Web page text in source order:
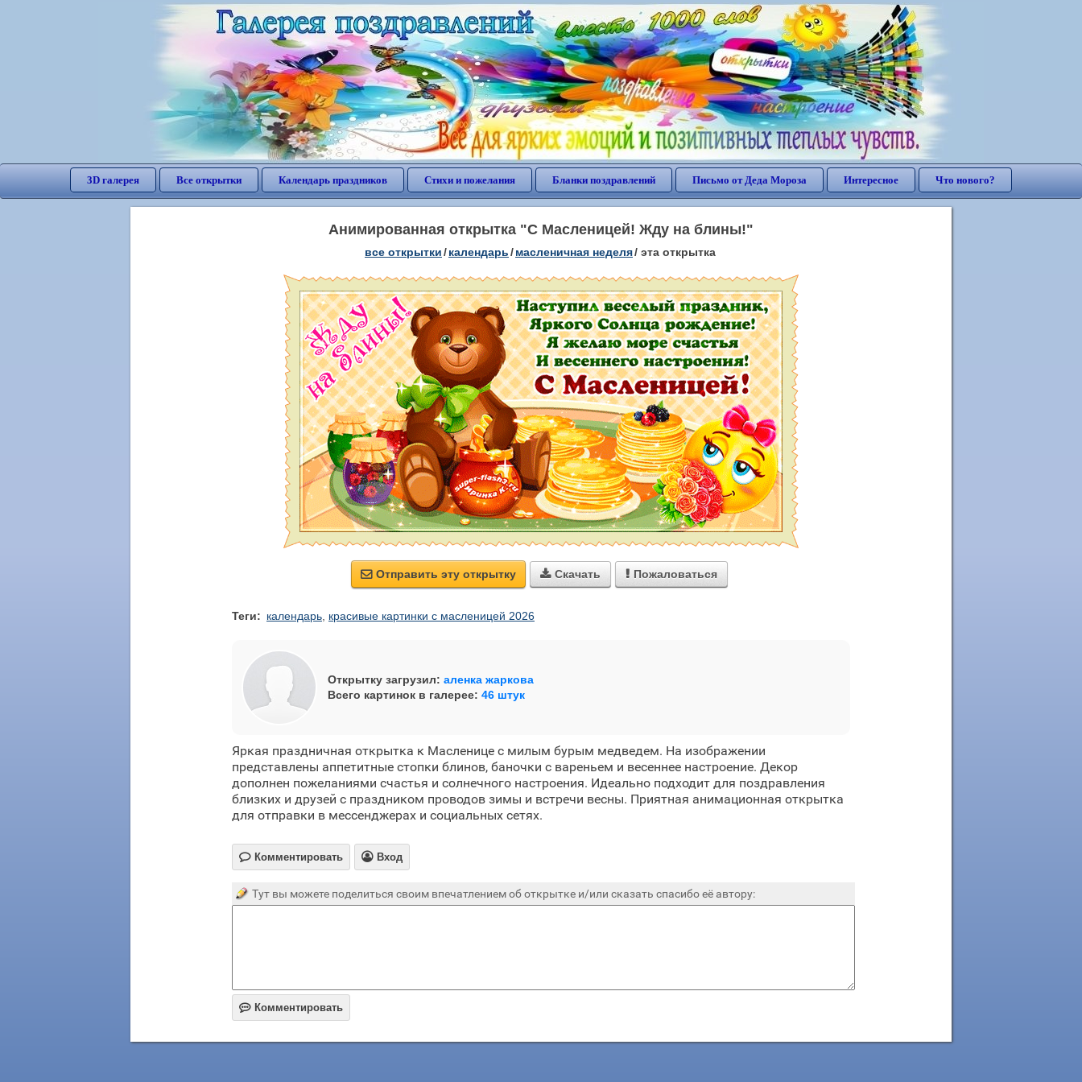
3D галерея Все открытки Календарь праздников Стихи и пожелания Бланки поздравлений Письмо от Деда Мороза Интересное Что нового?
Анимированная открытка "С Масленицей! Жду на блины!"
все открытки/календарь/масленичная неделя/ эта открытка
 Отправить эту открытку  Скачать  Пожаловаться
Теги: календарь красивые картинки с масленицей 2026
Открытку загрузил: аленка жаркова
Всего картинок в галерее: 46 штук
Яркая праздничная открытка к Масленице с милым бурым медведем. На изображении
представлены аппетитные стопки блинов, баночки с вареньем и весеннее настроение. Декор
дополнен пожеланиями счастья и солнечного настроения. Идеально подходит для поздравления
близких и друзей с праздником проводов зимы и встречи весны. Приятная анимационная открытка
для отправки в мессенджерах и социальных сетях.
 Комментировать  Вход
Тут вы можете поделиться своим впечатлением об открытке и/или сказать спасибо её автору:
 Комментировать